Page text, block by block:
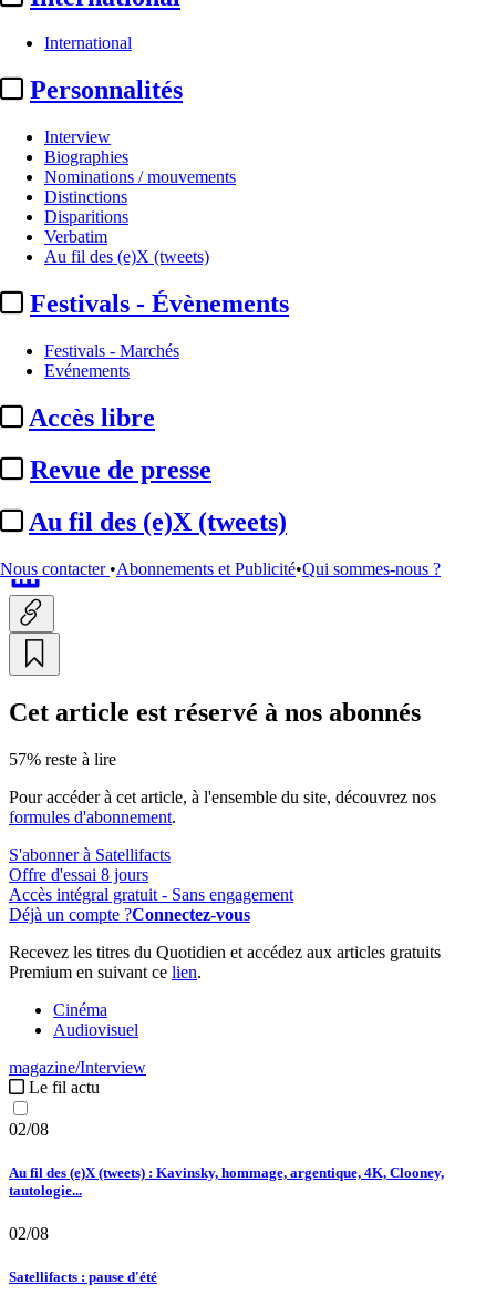
International
Personnalités
Interview
Biographies
Nominations / mouvements
Distinctions
Disparitions
Verbatim
Au fil des (e)X (tweets)
Festivals - Évènements
Festivals - Marchés
Evénements
Accès libre
Revue de presse
Au fil des (e)X (tweets)
Nous contacter •Abonnements et Publicité•Qui sommes-nous ?
Alex Berger et Emmanuelle
Bouilhaguet (TOP-The
Originals Productions) :
entamons ...
Cet article est réservé à nos abonnés
57% reste à lire
Pour accéder à cet article, à l'ensemble du site, découvrez nos
formules d'abonnement.
S'abonner à Satellifacts
Offre d'essai 8 jours
Accès intégral gratuit - Sans engagement
Déjà un compte ?Connectez-vous
Recevez les titres du Quotidien et accédez aux articles gratuits
Premium en suivant ce lien.
Cinéma
Audiovisuel
magazine/Interview
Le fil actu
02/08
Au fil des (e)X (tweets) : Kavinsky, hommage, argentique, 4K, Clooney,
tautologie...
02/08
Satellifacts : pause d'été